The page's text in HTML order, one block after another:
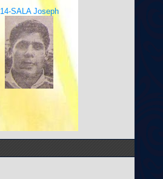
14-SALA Joseph